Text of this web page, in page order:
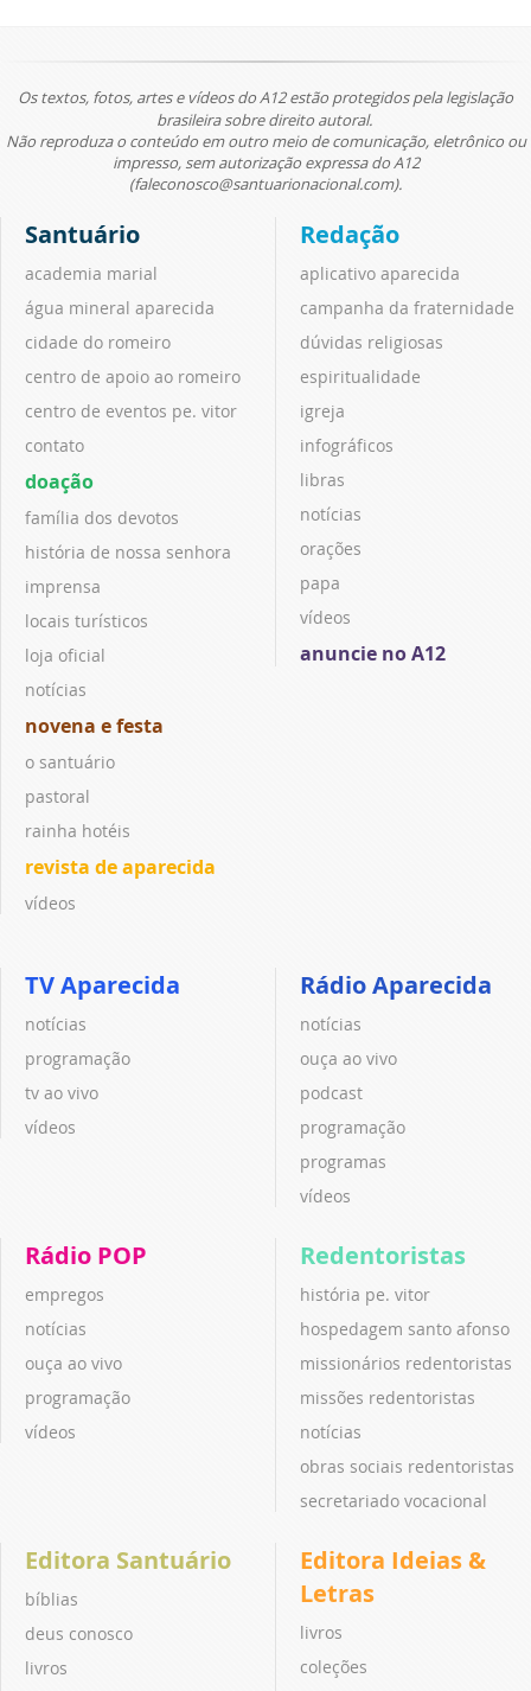
Os textos, fotos, artes e vídeos do A12 estão protegidos pela legislação
brasileira sobre direito autoral.
Não reproduza o conteúdo em outro meio de comunicação, eletrônico ou
impresso, sem autorização expressa do A12
(faleconosco@santuarionacional.com).
Santuário
academia marial
água mineral aparecida
cidade do romeiro
centro de apoio ao romeiro
centro de eventos pe. vitor
contato
doação
família dos devotos
história de nossa senhora
imprensa
locais turísticos
loja oficial
notícias
novena e festa
o santuário
pastoral
rainha hotéis
revista de aparecida
vídeos
Redação
aplicativo aparecida
campanha da fraternidade
dúvidas religiosas
espiritualidade
igreja
infográficos
libras
notícias
orações
papa
vídeos
anuncie no A12
TV Aparecida
notícias
programação
tv ao vivo
vídeos
Rádio Aparecida
notícias
ouça ao vivo
podcast
programação
programas
vídeos
Rádio POP
empregos
notícias
ouça ao vivo
programação
vídeos
Redentoristas
história pe. vitor
hospedagem santo afonso
missionários redentoristas
missões redentoristas
notícias
obras sociais redentoristas
secretariado vocacional
Editora Santuário
bíblias
deus conosco
livros
Editora Ideias &
Letras
livros
coleções